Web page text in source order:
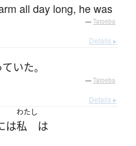
all day long, he was
— Tatoeba
Details ▸
いた。
— Tatoeba
Details ▸
は
わたし
私 は